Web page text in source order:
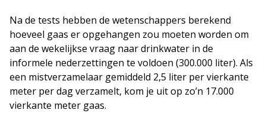
Na de tests hebben de wetenschappers berekend
hoeveel gaas er opgehangen zou moeten worden om
aan de wekelijkse vraag naar drinkwater in de
informele nederzettingen te voldoen (300.000 liter). Als
een mistverzamelaar gemiddeld 2,5 liter per vierkante
meter per dag verzamelt, kom je uit op zo’n 17.000
vierkante meter gaas.